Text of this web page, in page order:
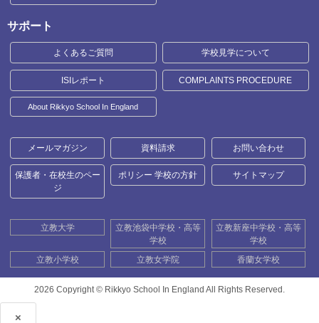
サポート
よくあるご質問 学校見学について
ISIレポート COMPLAINTS PROCEDURE
About Rikkyo School In England
メールマガジン 資料請求 お問い合わせ
保護者・在校生のペー
ジ
ポリシー 学校の方針 サイトマップ
立教大学
立教池袋中学校・高等
学校
立教新座中学校・高等
学校
立教小学校
立教女学院 香蘭女学校
2026 Copyright © Rikkyo School In England All Rights Reserved.
×